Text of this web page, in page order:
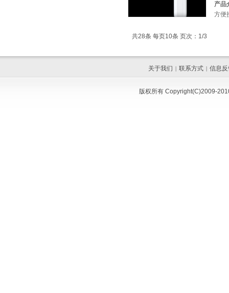
产品
方便
共28条 每页10条 页次：1/3
关于我们 | 联系方式 | 信息
版权所有 Copyright(C)2009-